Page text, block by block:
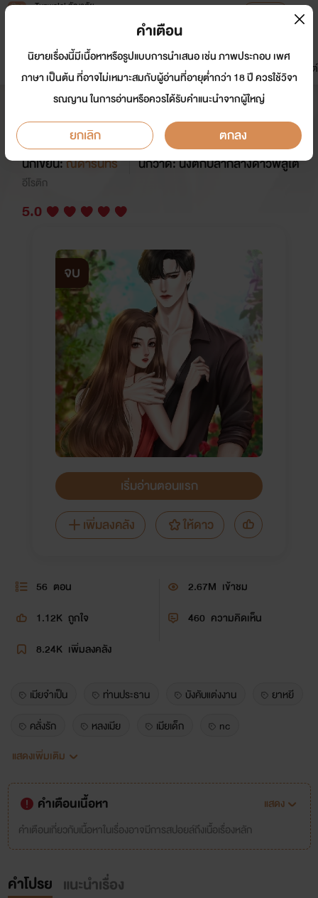
Tunwalai ธัญวลัย
หน้าแรก นิยาย อีบุ๊ก การ์ตูน
มาใหม่
ดรีมแชท ธัญลิสต์
หลงรัก เมียจำเป็น (อ่านฟรี) (Set อธิ
พัฒน์โภคิน)
นักเขียน:ณดารินทร์ นักวาด: นั่งตกปลากลางดาวพลูโต
อีโรติก
5.0
จบ
เริ่มอ่านตอนแรก
เพิ่มลงคลัง
ให้ดาว
56 ตอน 2.67M เข้าชม
1.12K ถูกใจ 460 ความคิดเห็น
8.24K เพิ่มลงคลัง
เมียจำเป็น ท่านประธาน บังคับแต่งงาน
ยาหยี
คลั่งรัก
หลงเมีย เมียเด็ก
nc
พระเอกหื่น
หลงรัก
แอบรัก กินดุ โรมานซ์
อีโรติก
อุ่นเตียง
จับปล้ำ
นางเอกอ่อนหวาน
พระเอกมาดขรึม
แก่กว่ารอบนึง
หญ้าอ่อน
เมียสาว
พระเอกหื่นมาก
แสดงเพิ่มเติม
คำเตือนเนื้อหา
แสดง
คำเตือนเกี่ยวกับเนื้อหาในเรื่องอาจมีการสปอยล์ถึงเนื้อเรื่องหลัก
คำโปรย แนะนำเรื่อง
คำเตือน
นิยายเรื่องนี้มีเนื้อหาหรือรูปแบบการนำเสนอ เช่น ภาพประกอบ เพศ
ภาษา เป็นต้น ที่อาจไม่เหมาะสมกับผู้อ่านที่อายุต่ำกว่า 18 ปี ควรใช้วิจา
รณญาน ในการอ่านหรือควรได้รับคำแนะนำจากผู้ใหญ่
ยกเลิก ตกลง